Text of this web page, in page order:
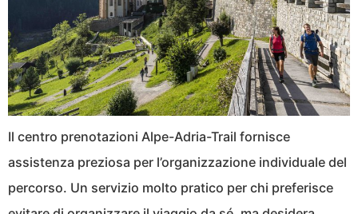
Il centro prenotazioni Alpe-Adria-Trail fornisce
assistenza preziosa per l’organizzazione individuale del
percorso. Un servizio molto pratico per chi preferisce